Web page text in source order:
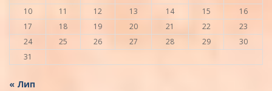
10
11 12 13 14 15
16
17
18 19 20 21 22
23
24
25 26 27 28 29
30
31
« Лип